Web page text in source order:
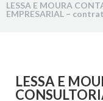
LESSA E MOURA
EMPRESARIAL –
LESSA E